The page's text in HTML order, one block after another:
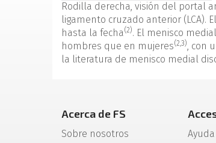
Rodilla derecha, visión del portal
ligamento cruzado anterior (LCA).
hasta la fecha(2). El menisco
hombres que en mujeres(2,3), con
la literatura de menisco medial
Acerca de FS
Sobre nosotros
Ayuda